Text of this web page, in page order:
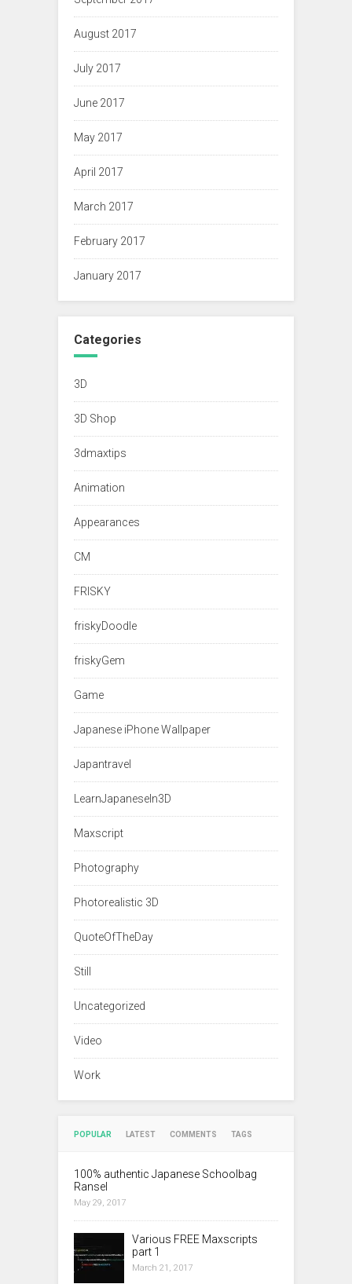
August 2017
July 2017
June 2017
May 2017
April 2017
March 2017
February 2017
January 2017
Categories
3D
3D Shop
3dmaxtips
Animation
Appearances
CM
FRISKY
friskyDoodle
friskyGem
Game
Japanese iPhone Wallpaper
Japantravel
LearnJapaneseIn3D
Maxscript
Photography
Photorealistic 3D
QuoteOfTheDay
Still
Uncategorized
Video
Work
POPULAR LATEST COMMENTS TAGS
100% authentic Japanese Schoolbag
Ransel
May 29, 2017
Various FREE Maxscripts
part 1
March 21, 2017